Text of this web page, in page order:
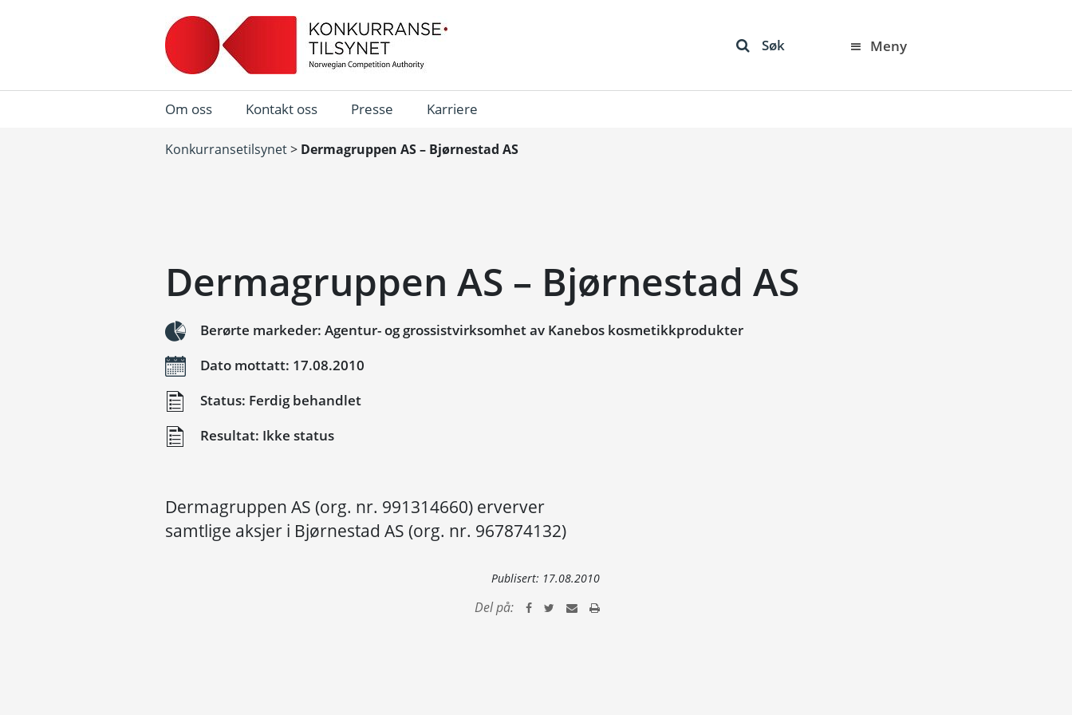
Søk Meny
Om oss Kontakt oss Presse Karriere
Konkurransetilsynet> Dermagruppen AS – Bjørnestad AS
Dermagruppen AS – Bjørnestad AS
Berørte markeder: Agentur- og grossistvirksomhet av Kanebos kosmetikkprodukter
Dato mottatt: 17.08.2010
Status: Ferdig behandlet
Resultat: Ikke status
Dermagruppen AS (org. nr. 991314660) erverver
samtlige aksjer i Bjørnestad AS (org. nr. 967874132)
Publisert: 17.08.2010
Del på: